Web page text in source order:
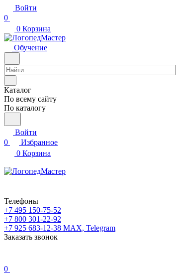
Войти
0
0 Корзина
Обучение
Каталог
По всему сайту
По каталогу
Войти
0
Избранное
0 Корзина
Телефоны
+7 495 150-75-52
+7 800 301-22-92
+7 925 683-12-38 MAX, Telegram
Заказать звонок
0